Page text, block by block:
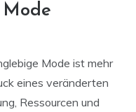
Mode ist mehr
eines veränderten
Ressourcen und